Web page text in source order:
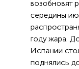
возобновят
середины
году жара.
Испании
поднялись